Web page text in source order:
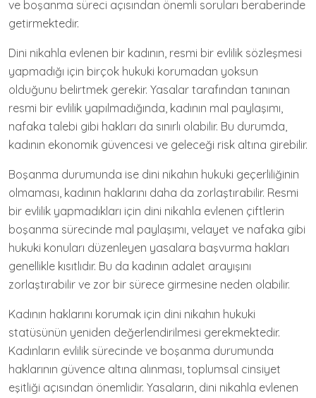
ve boşanma süreci açısından önemli soruları beraberinde
getirmektedir.
Dini nikahla evlenen bir kadının, resmi bir evlilik sözleşmesi
yapmadığı için birçok hukuki korumadan yoksun
olduğunu belirtmek gerekir. Yasalar tarafından tanınan
resmi bir evlilik yapılmadığında, kadının mal paylaşımı,
nafaka talebi gibi hakları da sınırlı olabilir. Bu durumda,
kadının ekonomik güvencesi ve geleceği risk altına girebilir.
Boşanma durumunda ise dini nikahın hukuki geçerliliğinin
olmaması, kadının haklarını daha da zorlaştırabilir. Resmi
bir evlilik yapmadıkları için dini nikahla evlenen çiftlerin
boşanma sürecinde mal paylaşımı, velayet ve nafaka gibi
hukuki konuları düzenleyen yasalara başvurma hakları
genellikle kısıtlıdır. Bu da kadının adalet arayışını
zorlaştırabilir ve zor bir sürece girmesine neden olabilir.
Kadının haklarını korumak için dini nikahın hukuki
statüsünün yeniden değerlendirilmesi gerekmektedir.
Kadınların evlilik sürecinde ve boşanma durumunda
haklarının güvence altına alınması, toplumsal cinsiyet
eşitliği açısından önemlidir. Yasaların, dini nikahla evlenen